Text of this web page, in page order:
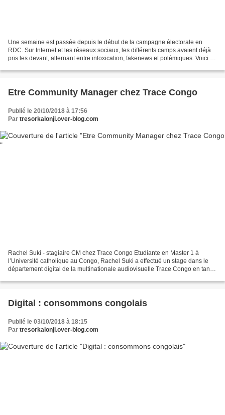
Une semaine est passée depuis le début de la campagne électorale en
RDC. Sur Internet et les réseaux sociaux, les différents camps avaient déjà
pris les devant, alternant entre intoxication, fakenews et polémiques. Voici un
Etre Community Manager chez Trace Congo
Publié le 20/10/2018 à 17:56
Par tresorkalonji.over-blog.com
Rachel Suki - stagiaire CM chez Trace Congo Etudiante en Master 1 à
l’Université catholique au Congo, Rachel Suki a effectué un stage dans le
département digital de la multinationale audiovisuelle Trace Congo en tant
Digital : consommons congolais
Publié le 03/10/2018 à 18:15
Par tresorkalonji.over-blog.com